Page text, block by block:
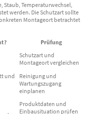
Temperaturwechsel,
werden. Die Schutzart sollte
Montageort betrachtet
Prüfung
Schutzart und
Montageort vergleichen
und
Reinigung und
Wartungszugang
einplanen
Produktdaten und
Einbausituation prüfen